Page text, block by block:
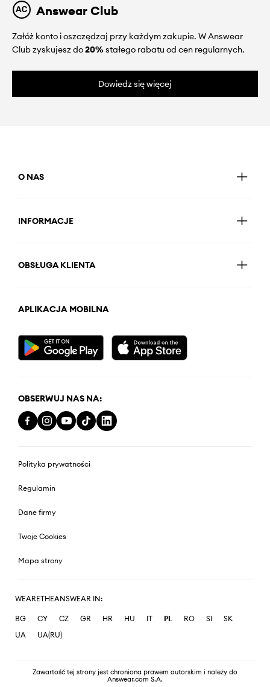
Answear Club
Załóż konto i oszczędzaj przy każdym zakupie. W Answear
Club zyskujesz do20%stałego rabatu od cen regularnych.
Dowiedz się więcej
O NAS
INFORMACJE
OBSŁUGA KLIENTA
APLIKACJA MOBILNA
OBSERWUJ NAS NA:
Polityka prywatności
Regulamin
Dane firmy
Twoje Cookies
Mapa strony
WEARETHEANSWEAR IN:
BG CY CZ GR HR HU IT PL RO SI
SK
UA
UA(RU)
Zawartość tej strony jest chroniona prawem autorskim i należy do
Answear.com S.A.